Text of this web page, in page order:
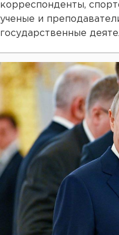
корреспонденты,
ученые и
государственные